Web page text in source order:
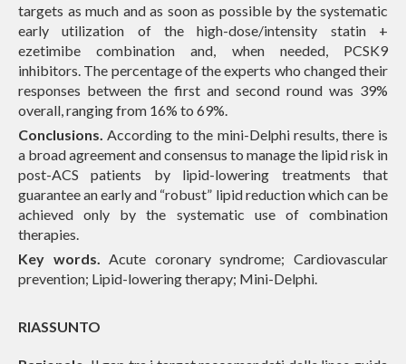
targets as much and as soon as possible by the systematic
early utilization of the high-dose/intensity statin +
ezetimibe combination and, when needed, PCSK9
inhibitors. The percentage of the experts who changed their
responses between the first and second round was 39%
overall, ranging from 16% to 69%.
Conclusions. According to the mini-Delphi results, there is
a broad agreement and consensus to manage the lipid risk in
post-ACS patients by lipid-lowering treatments that
guarantee an early and “robust” lipid reduction which can be
achieved only by the systematic use of combination
therapies.
Key words. Acute coronary syndrome; Cardiovascular
prevention; Lipid-lowering therapy; Mini-Delphi.
RIASSUNTO